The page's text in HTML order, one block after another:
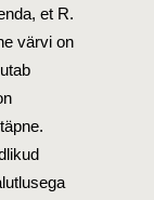
et R.
värvi on